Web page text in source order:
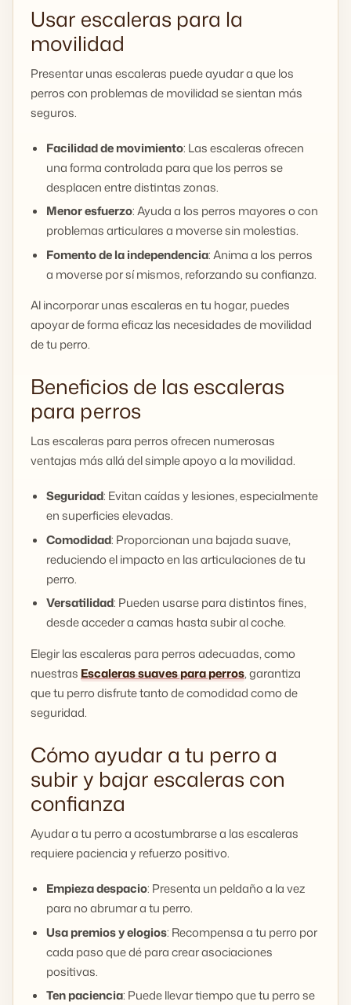
Usar escaleras para la
movilidad
Presentar unas escaleras puede ayudar a que los
perros con problemas de movilidad se sientan más
seguros.
Facilidad de movimiento: Las escaleras ofrecen
una forma controlada para que los perros se
desplacen entre distintas zonas.
Menor esfuerzo: Ayuda a los perros mayores o con
problemas articulares a moverse sin molestias.
Fomento de la independencia: Anima a los perros
a moverse por sí mismos, reforzando su confianza.
Al incorporar unas escaleras en tu hogar, puedes
apoyar de forma eficaz las necesidades de movilidad
de tu perro.
Beneficios de las escaleras
para perros
Las escaleras para perros ofrecen numerosas
ventajas más allá del simple apoyo a la movilidad.
Seguridad: Evitan caídas y lesiones, especialmente
en superficies elevadas.
Comodidad: Proporcionan una bajada suave,
reduciendo el impacto en las articulaciones de tu
perro.
Versatilidad: Pueden usarse para distintos fines,
desde acceder a camas hasta subir al coche.
Elegir las escaleras para perros adecuadas, como
nuestras Escaleras suaves para perros, garantiza
que tu perro disfrute tanto de comodidad como de
seguridad.
Cómo ayudar a tu perro a
subir y bajar escaleras con
confianza
Ayudar a tu perro a acostumbrarse a las escaleras
requiere paciencia y refuerzo positivo.
Empieza despacio: Presenta un peldaño a la vez
para no abrumar a tu perro.
Usa premios y elogios: Recompensa a tu perro por
cada paso que dé para crear asociaciones
positivas.
Ten paciencia: Puede llevar tiempo que tu perro se